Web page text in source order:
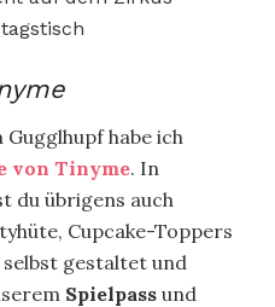
habe ich
von Tinyme. In
du übrigens auch
Cupcake-Toppers
selbst gestaltet und
Spielpass und